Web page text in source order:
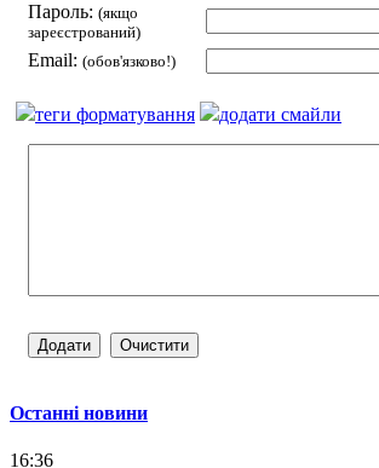
Пароль: (якщо
зареєстрований)
Email: (обов'язково!)
теги форматування додати смайли
Останні новини
16:36